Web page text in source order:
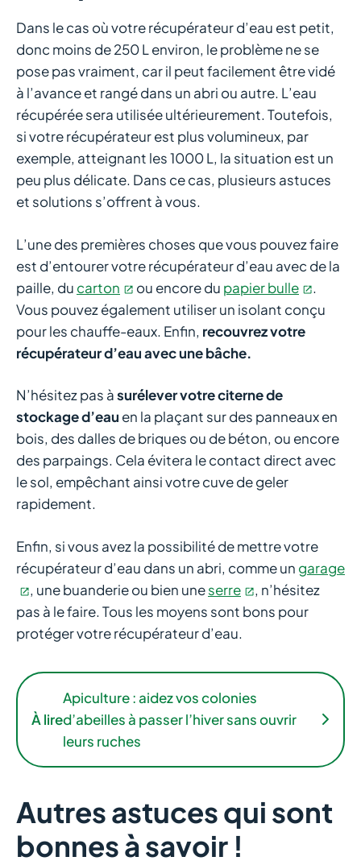
Dans le cas où votre récupérateur d’eau est petit,
donc moins de 250 L environ, le problème ne se
pose pas vraiment, car il peut facilement être vidé
à l’avance et rangé dans un abri ou autre. L’eau
récupérée sera utilisée ultérieurement. Toutefois,
si votre récupérateur est plus volumineux, par
exemple, atteignant les 1000 L, la situation est un
peu plus délicate. Dans ce cas, plusieurs astuces
et solutions s’offrent à vous.
L’une des premières choses que vous pouvez faire
est d’entourer votre récupérateur d’eau avec de la
paille, du carton ou encore du papier bulle
.
Vous pouvez également utiliser un isolant conçu
pour les chauffe-eaux. Enfin, recouvrez votre
récupérateur d’eau avec une bâche.
N’hésitez pas àsurélever votre citerne de
stockage d’eau en la plaçant sur des panneaux en
bois, des dalles de briques ou de béton, ou encore
des parpaings. Cela évitera le contact direct avec
le sol, empêchant ainsi votre cuve de geler
rapidement.
Enfin, si vous avez la possibilité de mettre votre
récupérateur d’eau dans un abri, comme un garage
, une buanderie ou bien uneserre
, n’hésitez
pas à le faire. Tous les moyens sont bons pour
protéger votre récupérateur d’eau.
À lire
Apiculture : aidez vos colonies
d’abeilles à passer l’hiver sans ouvrir
leurs ruches
Autres astuces qui sont
bonnes à savoir !